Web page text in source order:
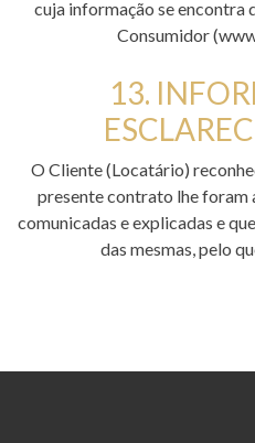
cuja informação se
Consumidor
13.
O Cliente (Locatário)
presente contrato lhe foram
comunicadas e explicadas e
das mesmas, pelo